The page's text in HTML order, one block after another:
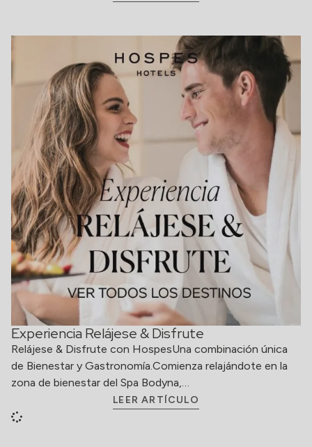
Experiencia Relájese & Disfrute
Relájese & Disfrute con HospesUna combinación única
de Bienestar y Gastronomía.Comienza relajándote en la
zona de bienestar del Spa Bodyna,…
LEER ARTÍCULO